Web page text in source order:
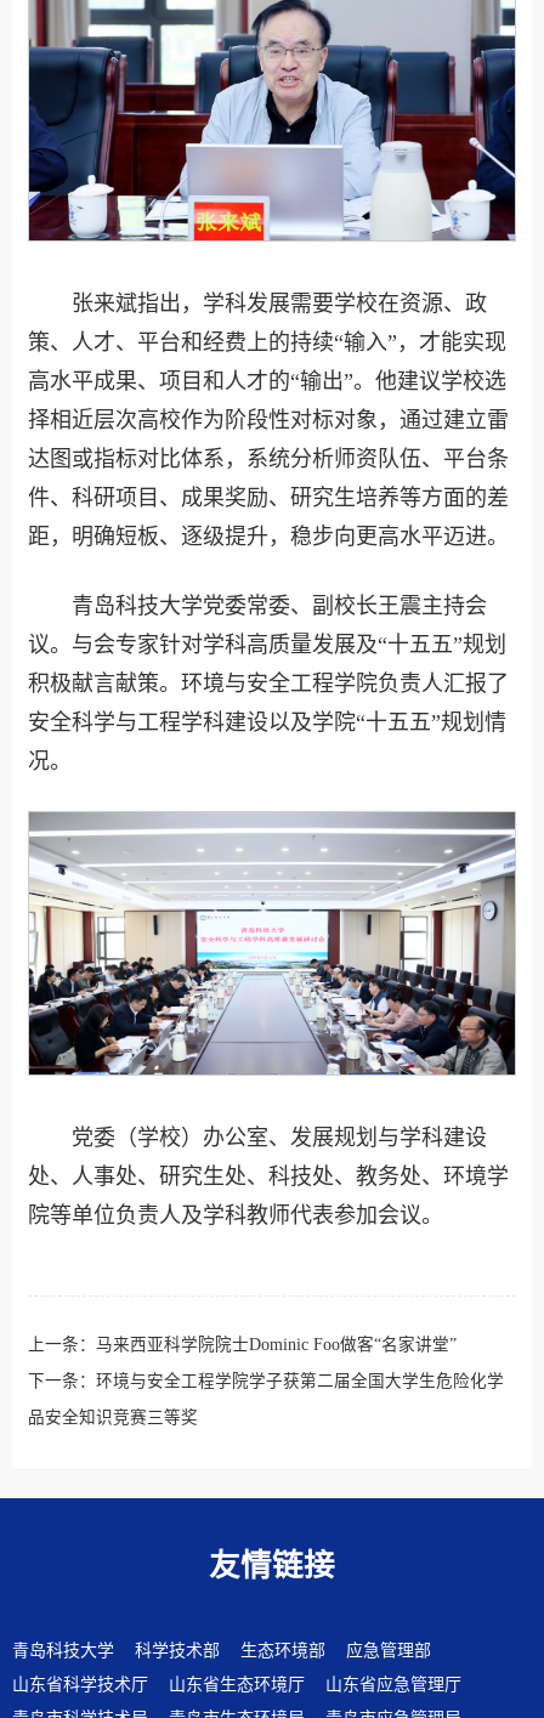
张来斌指出，学科发展需要学校在资源、政
策、人才、平台和经费上的持续“输入”，才能实现
高水平成果、项目和人才的“输出”。他建议学校选
择相近层次高校作为阶段性对标对象，通过建立雷
达图或指标对比体系，系统分析师资队伍、平台条
件、科研项目、成果奖励、研究生培养等方面的差
距，明确短板、逐级提升，稳步向更高水平迈进。
青岛科技大学党委常委、副校长王震主持会
议。与会专家针对学科高质量发展及“十五五”规划
积极献言献策。环境与安全工程学院负责人汇报了
安全科学与工程学科建设以及学院“十五五”规划情
况。
党委（学校）办公室、发展规划与学科建设
处、人事处、研究生处、科技处、教务处、环境学
院等单位负责人及学科教师代表参加会议。
上一条： 马来西亚科学院院士Dominic Foo做客“名家讲堂”
下一条： 环境与安全工程学院学子获第二届全国大学生危险化学
品安全知识竞赛三等奖
友情链接
青岛科技大学 科学技术部 生态环境部
应急管理部
山东省科学技术厅
山东省生态环境厅
山东省应急管理厅